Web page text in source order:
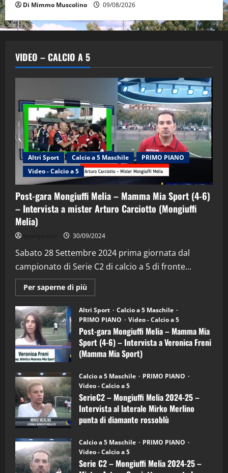
Di Mimmo Muscolino 09/08/2026
VIDEO – CALCIO A 5
Altri Sport Calcio a 5 Maschile
PRIMO PIANO
Video - Calcio a 5
Post-gara Mongiuffi Melia – Mamma Mia Sport (4-6)
– Intervista a mister Arturo Carciotto (Mongiuffi
Melia)
30/09/2024
Sabato 28 Settembre 2024 prima giornata dal
campionato di Serie C2 di calcio a 5 di fronte...
Per saperne di più
informazioni
Post-
gara
Mongiuffi
Melia
–
Mamma
Mia
Sport
6)
–
Intervista
a
mister
Arturo
Carciotto
(Mongiuffi
Altri Sport
Calcio a 5 Maschile
PRIMO PIANO
Video - Calcio a 5
Post-gara Mongiuffi Melia – Mamma Mia
Sport (4-6) – Intervista a Veronica Freni
(Mamma Mia Sport)
Calcio a 5 Maschile
PRIMO PIANO
Video - Calcio a 5
SerieC2 – Mongiuffi Melia 2024-25 –
Intervista al laterale Mirko Merlino
punta di diamante rossoblù
Calcio a 5 Maschile
PRIMO PIANO
Video - Calcio a 5
Serie C2 – Mongiuffi Melia 2024-25 –
2
“SportEmpire” in Podcast: 29^ Puntata
(Martedi 28 Aprile 2026)
28/04/2026
3
"SportEmpire" in Podcast
“SportEmpire” in Podcast: 28^ Puntata
(Martedi 21 Aprile 2026)
21/04/2026
4
“SportEmpire” in Podcast: 27^ Puntata
(Martedi 14 Aprile 2026)
15/04/2026
5
“SportEmpire” in Podcast: 26^ Puntata
(Martedi 07 Aprile 2026)
08/04/2026